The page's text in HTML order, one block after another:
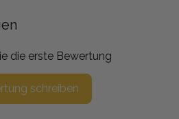
die erste Bewertung
schreiben